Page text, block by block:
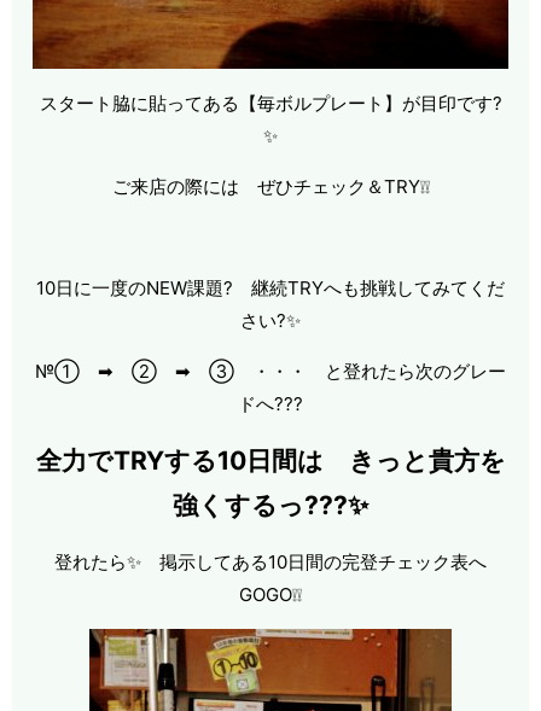
スタート脇に貼ってある【毎ボルプレート】が目印です?
✨
ご来店の際には ぜひチェック＆TRY❕❕
10日に一度のNEW課題? 継続TRYへも挑戦してみてくだ
さい?✨
№① ➡ ② ➡ ③ ・・・ と登れたら次のグレー
ドへ???
全力でTRYする10日間は きっと貴方を
強くするっ???✨
登れたら✨ 掲示してある10日間の完登チェック表へ
GOGO❕❕